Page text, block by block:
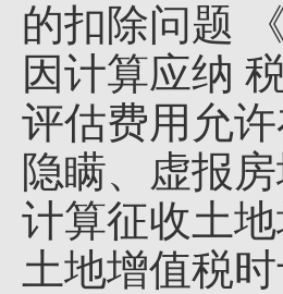
的扣除问题
因计算应纳
评估费用允
隐瞒、虚报
计算征收土
土地增值税